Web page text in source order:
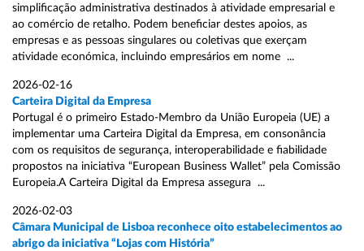
simplificação administrativa destinados à atividade empresarial e
ao comércio de retalho. Podem beneficiar destes apoios, as
empresas e as pessoas singulares ou coletivas que exerçam
atividade económica, incluindo empresários em nome ...
2026-02-16
Carteira Digital da Empresa
Portugal é o primeiro Estado-Membro da União Europeia (UE) a
implementar uma Carteira Digital da Empresa, em consonância
com os requisitos de segurança, interoperabilidade e fiabilidade
propostos na iniciativa “European Business Wallet” pela Comissão
Europeia.A Carteira Digital da Empresa assegura ...
2026-02-03
Câmara Municipal de Lisboa reconhece oito estabelecimentos ao
abrigo da iniciativa “Lojas com História”